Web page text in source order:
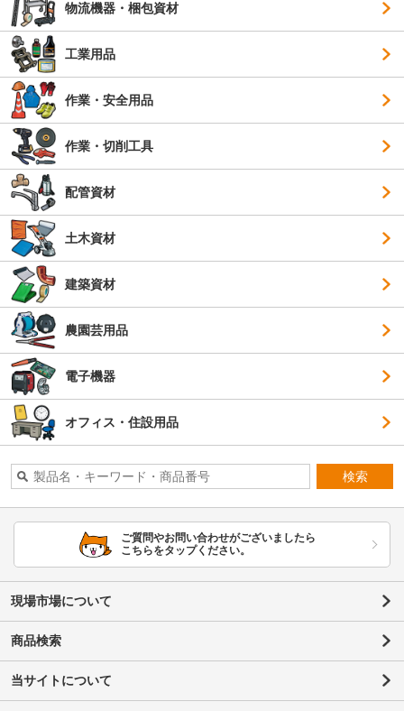
物流機器・梱包資材
工業用品
作業・安全用品
作業・切削工具
配管資材
土木資材
建築資材
農園芸用品
電子機器
オフィス・住設用品
検索
ご質問やお問い合わせがございましたら
こちらをタップください。
現場市場について
商品検索
当サイトについて